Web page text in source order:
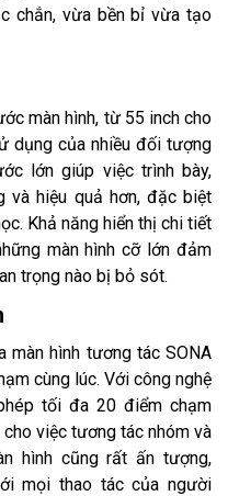
chắn, vừa bền bỉ vừa tạo
màn hình, từ 55 inch cho
dụng của nhiều đối tượng
lớn giúp việc trình bày,
và hiệu quả hơn, đặc biệt
Khả năng hiển thị chi tiết
màn hình cỡ lớn đảm
trọng nào bị bỏ sót.
màn hình tương tác SONA
cùng lúc. Với công nghệ
tối đa 20 điểm chạm
việc tương tác nhóm và
hình cũng rất ấn tượng,
mọi thao tác của người